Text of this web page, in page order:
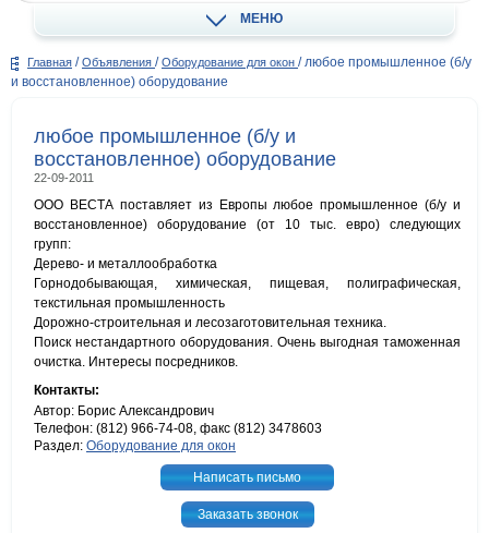
МЕНЮ
Главная / Объявления / Оборудование для окон / любое промышленное (б/у
и восстановленное) оборудование
любое промышленное (б/у и
восстановленное) оборудование
22-09-2011
ООО ВЕСТА поставляет из Европы любое промышленное (б/у и
восстановленное) оборудование (от 10 тыс. евро) следующих
групп:
Дерево- и металлообработка
Горнодобывающая, химическая, пищевая, полиграфическая,
текстильная промышленность
Дорожно-строительная и лесозаготовительная техника.
Поиск нестандартного оборудования. Очень выгодная таможенная
очистка. Интересы посредников.
Контакты:
Автор: Борис Александрович
Телефон: (812) 966-74-08, факс (812) 3478603
Раздел: Оборудование для окон
Написать письмо
Заказать звонок